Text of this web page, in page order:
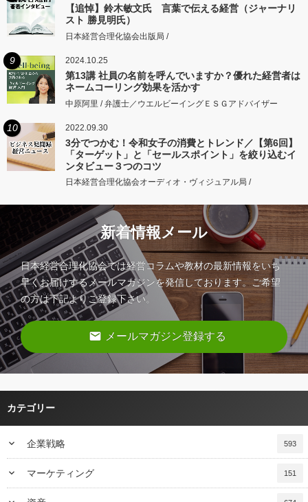
【追悼】鈴木敏文氏 言葉で伝える経営（ジャーナリ
スト 勝見明氏）
日本経営合理化協会出版局 /
9 2024.10.25
第13講 社員の名前を呼んでいますか？優れた経営者は
ネームコーリング効果を活かす
中原阿里 / 弁護士／ウエルビーイングＥＳＧアドバイザー
10 2022.09.30
3分でつかむ！令和女子の消費とトレンド／【第6回】
「ターゲット」と「セールスポイント」を絞り込むイ
ンタビュー３つのコツ
日本経営合理化協会オーディオ・ヴィジュアル局 /
新着情報メール
日本経営合理化協会では経営コラムや教材の最新情報をいち
早くお届けするメールマガジンを発信しております。ご希望
の方は下記よりご登録下さい。
email メールマガジン登録する
カテゴリー
keyboard_arrow_down 企業戦略 593
keyboard_arrow_down マーケティング 151